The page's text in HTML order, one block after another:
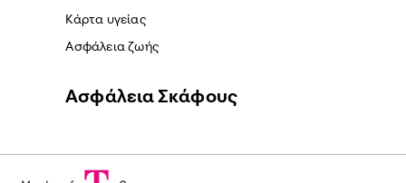
Κάρτα υγείας
Ασφάλεια ζωής
Ασφάλεια Σκάφους